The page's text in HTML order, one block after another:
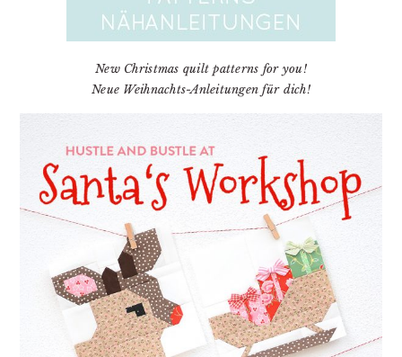
New Christmas quilt patterns for you!
Neue Weihnachts-Anleitungen für dich!